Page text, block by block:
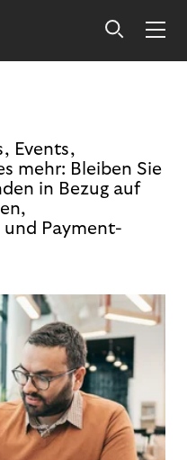
Events,
mehr: Bleiben Sie
in Bezug auf
Payment-